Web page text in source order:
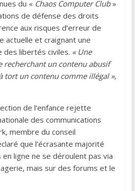
du «Chaos Computer Club»
de défense des droits
aux risques d’erreur de
actuelle et craignant une
libertés civiles. « Une
recherchant un contenu abusif
tort un contenu comme illégal »,
de l’enfance rejette
des communications
membre du conseil
que l’écrasante majorité
ligne ne se déroulent pas via
mais sur des forums et le